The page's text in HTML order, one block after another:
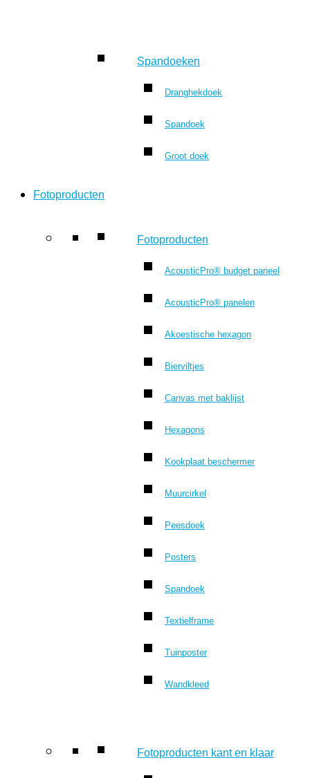
Spandoeken
Dranghekdoek
Spandoek
Groot doek
Fotoproducten
Fotoproducten
AcousticPro® budget paneel
AcousticPro® panelen
Akoestische hexagon
Bierviltjes
Canvas met baklijst
Hexagons
Kookplaat beschermer
Muurcirkel
Peesdoek
Posters
Spandoek
Textielframe
Tuinposter
Wandkleed
Fotoproducten kant en klaar